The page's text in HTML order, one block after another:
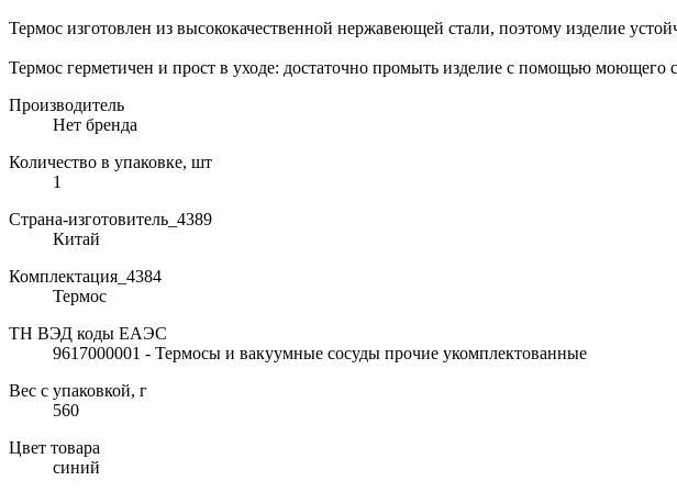
Термос изготовлен из высококачественной нержавеющей стали, поэтому изделие
Термос герметичен и прост в уходе: достаточно промыть изделие с помощью моющего
Производитель
Нет бренда
Количество в упаковке, шт
1
Страна-изготовитель_4389
Китай
Комплектация_4384
Термос
ТН ВЭД коды ЕАЭС
9617000001 - Термосы и вакуумные сосуды прочие укомплектованные
Вес с упаковкой, г
560
Цвет товара
синий